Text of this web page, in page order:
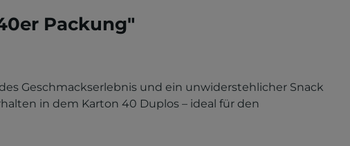
Packung"
Geschmackserlebnis und ein unwiderstehlicher Snack
in dem Karton 40 Duplos – ideal für den